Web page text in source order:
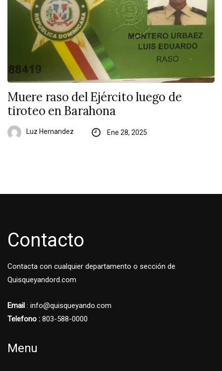
Muere raso del Ejército luego de
tiroteo en Barahona
Luz Hernandez Ene 28, 2025
Contacto
Contacta con cualquier departamento o sección de
Quisqueyandord.com
Email : info@quisqueyando.com
Telefono : 803-588-0000
Menu